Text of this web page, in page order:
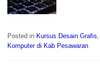
Posted in Kursus Desain Grafis
Komputer di Kab Pesawaran